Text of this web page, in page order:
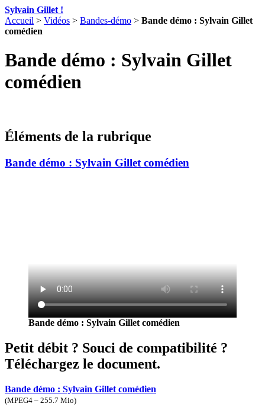
Sylvain Gillet !
Accueil > Vidéos > Bandes-démo > Bande démo : Sylvain Gillet
comédien
Bande démo : Sylvain Gillet
comédien
Éléments de la rubrique
Bande démo : Sylvain Gillet comédien
Bande démo : Sylvain Gillet comédien
Petit débit ? Souci de compatibilité ?
Téléchargez le document.
Bande démo : Sylvain Gillet comédien
(MPEG4 – 255.7 Mio)